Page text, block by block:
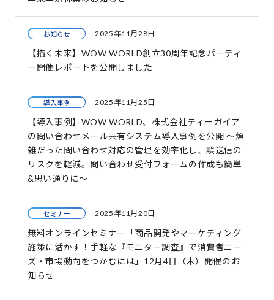
お知らせ 2025年11月28日
【描く未来】WOW WORLD創立30周年記念パーティ
ー開催レポートを公開しました
導入事例 2025年11月25日
【導入事例】WOW WORLD、株式会社ティーガイア
の問い合わせメール共有システム導入事例を公開 ～煩
雑だった問い合わせ対応の管理を効率化し、誤送信の
リスクを軽減。問い合わせ受付フォームの作成も簡単
&思い通りに～
セミナー 2025年11月20日
無料オンラインセミナー「商品開発やマーケティング
施策に活かす！手軽な『モニター調査』で消費者ニー
ズ・市場動向をつかむには」12月4日（木）開催のお
知らせ